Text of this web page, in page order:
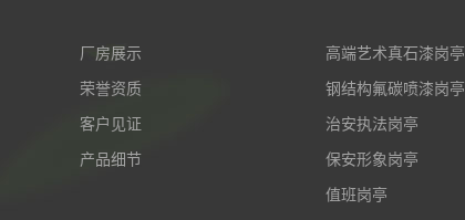
厂房展示
荣誉资质
客户见证
产品细节
高端艺术真石漆岗亭
钢结构氟碳喷漆岗亭
治安执法岗亭
保安形象岗亭
值班岗亭